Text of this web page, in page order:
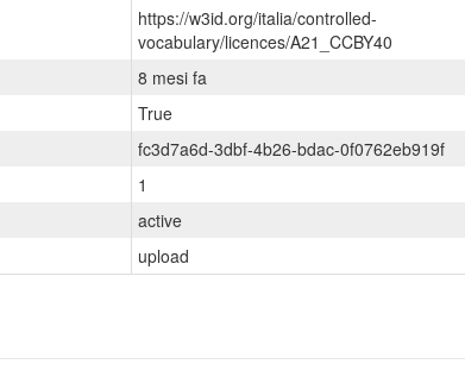
https://w3id.org/italia/controlled-
vocabulary/licences/A21_CCBY40
8 mesi fa
True
fc3d7a6d-3dbf-4b26-bdac-0f0762eb919f
1
active
upload